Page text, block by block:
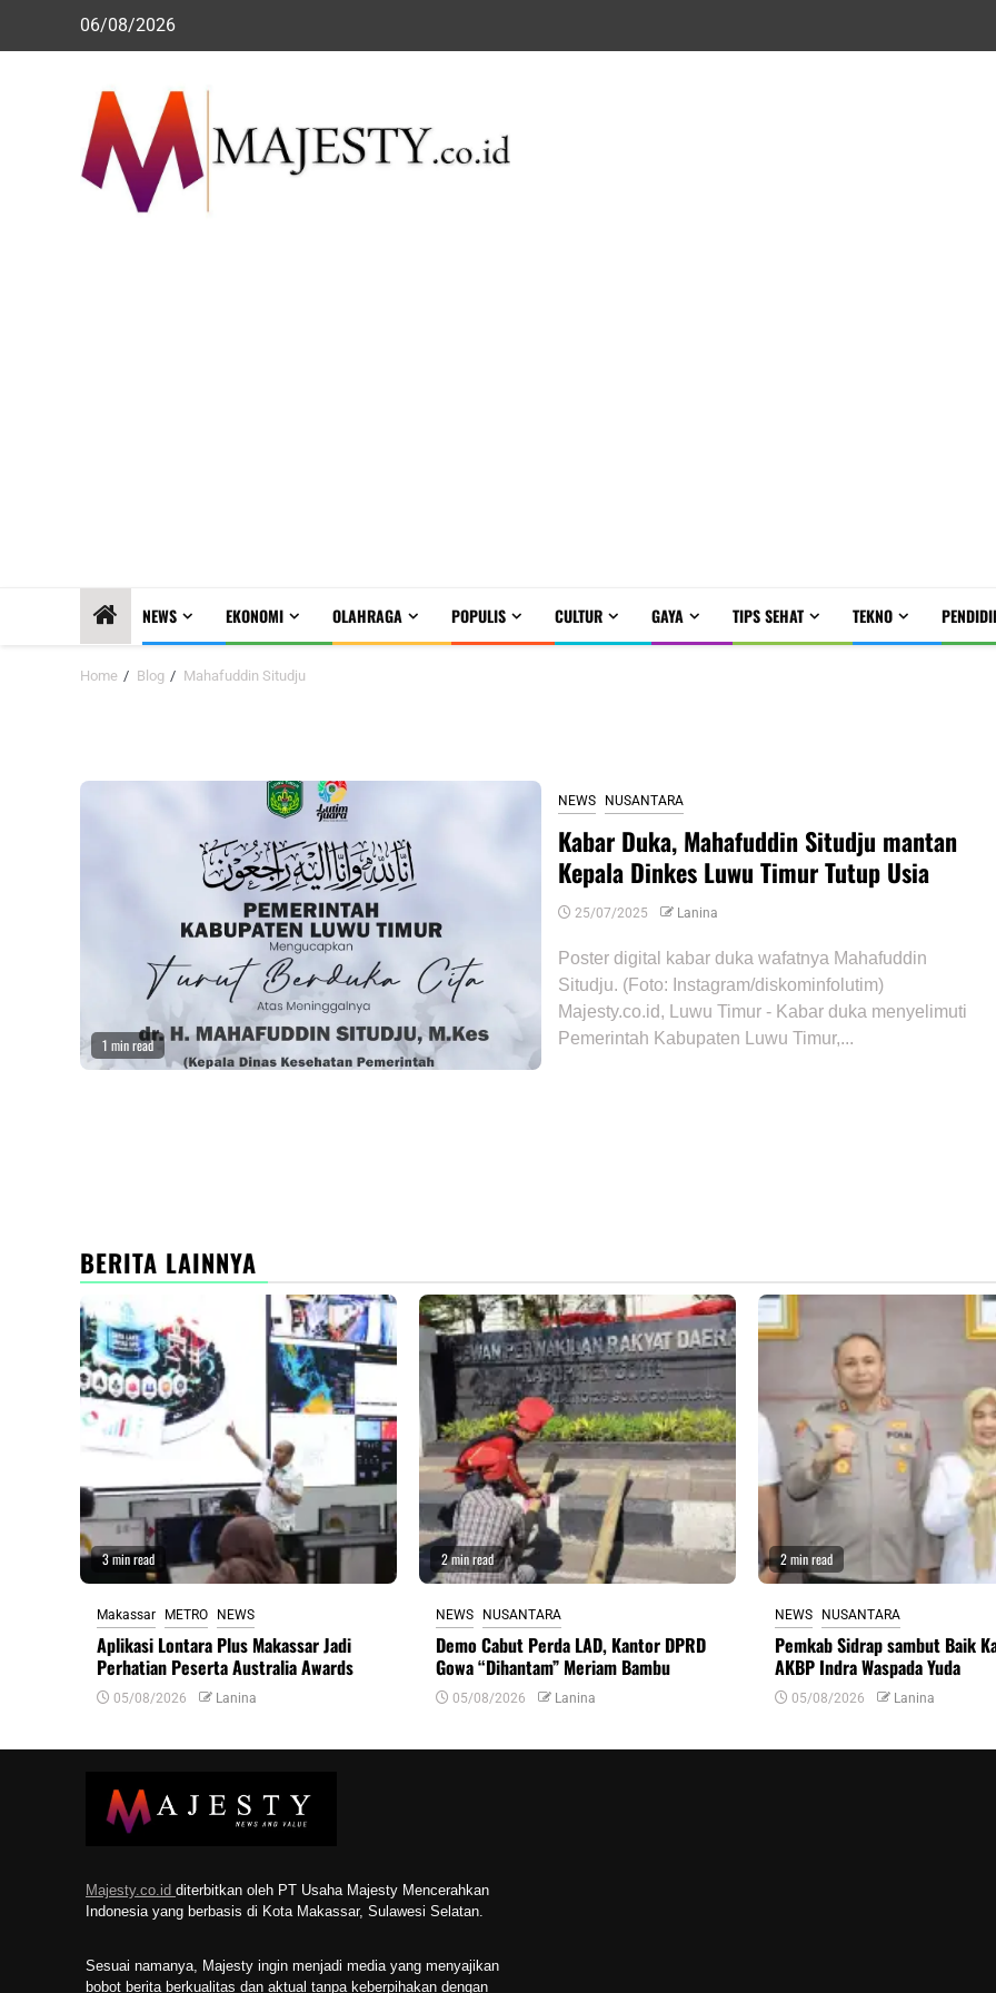
06/08/2026
NEWS EKONOMI OLAHRAGA POPULIS CULTUR GAYA TIPS SEHAT TEKNO
Home Blog Mahafuddin Situdju
1 min read
NEWS NUSANTARA
Kabar Duka, Mahafuddin Situdju mantan
Kepala Dinkes Luwu Timur Tutup Usia
25/07/2025 Lanina
Poster digital kabar duka wafatnya Mahafuddin
Situdju. (Foto: Instagram/diskominfolutim)
Majesty.co.id, Luwu Timur - Kabar duka menyelimuti
Pemerintah Kabupaten Luwu Timur,...
BERITA LAINNYA
3 min read
Makassar METRO NEWS
Aplikasi Lontara Plus Makassar Jadi
Perhatian Peserta Australia Awards
05/08/2026 Lanina
2 min read
NEWS NUSANTARA
Demo Cabut Perda LAD, Kantor DPRD
Gowa “Dihantam” Meriam Bambu
05/08/2026 Lanina
2 min read
NEWS NUSANTARA
Pemkab Sidrap sambut Baik
AKBP Indra Waspada Yuda
05/08/2026 Lanina
Majesty.co.id diterbitkan oleh PT Usaha Majesty Mencerahkan
Indonesia yang berbasis di Kota Makassar, Sulawesi Selatan.
Sesuai namanya, Majesty ingin menjadi media yang menyajikan
bobot berita berkualitas dan aktual tanpa keberpihakan dengan